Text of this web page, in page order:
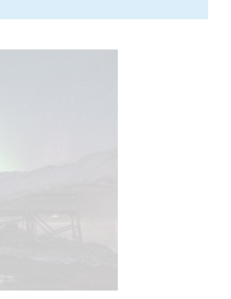
no es sólo visitar